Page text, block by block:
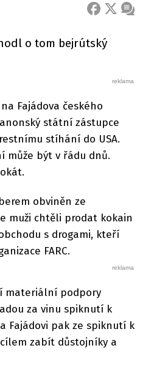
FACEBOOK
X
o tom bejrútský
Fajádova českého
státní zástupce
stíhání do USA.
může být v řádu dnů.
obviněn ze
muži chtěli prodat kokain
s drogami, kteří
FARC.
materiální podpory
za vinu spiknutí k
Fajádovi pak ze spiknutí k
zabít důstojníky a